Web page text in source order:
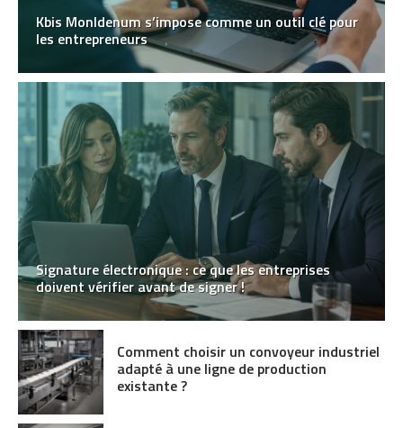
Kbis MonIdenum s’impose comme un outil clé pour
les entrepreneurs
Signature électronique : ce que les entreprises
doivent vérifier avant de signer !
Comment choisir un convoyeur industriel
adapté à une ligne de production
existante ?